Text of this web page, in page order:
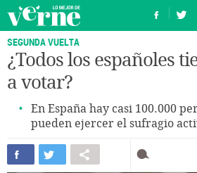
SEGUNDA VUELTA
¿Todos los españoles
a votar?
En España hay casi 100.000
pueden ejercer el sufragio